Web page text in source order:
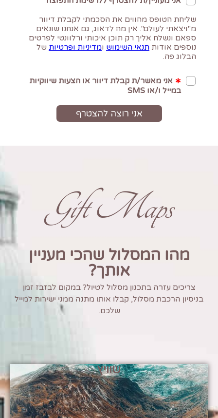
Gift Maps
מהו המסלול שהכי מעניין
אותך?
צריכים עזרה בתכנון מסלול לטיול? במקום לבזבז זמן
בניסיון הרכבת מסלול, קבלו אותו מתנה ממני ישירות למייל
שלכם.
שוויץ